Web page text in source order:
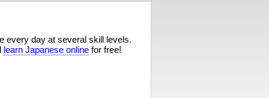
every day at several skill levels.
learn Japanese online for free!